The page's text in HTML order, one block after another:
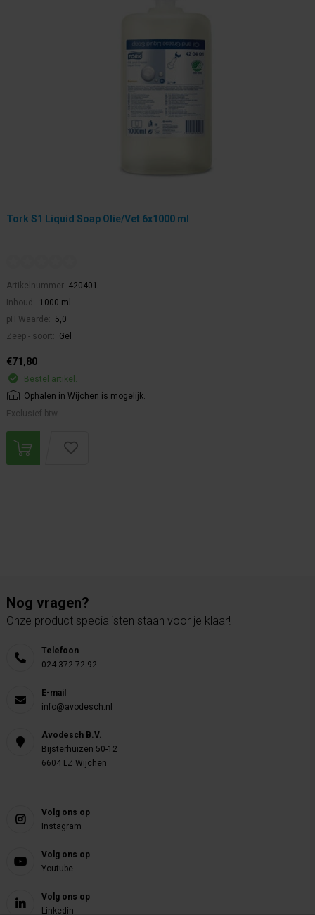
Tork S1 Liquid Soap Olie/Vet 6x1000 ml
Artikelnummer: 420401
Inhoud:
1000 ml
pH Waarde:
5,0
Zeep - soort:
Gel
€71,80
Bestel artikel.
Ophalen in Wijchen is mogelijk.
Exclusief btw.
Nog vragen?
Onze product specialisten staan voor je klaar!
Telefoon
024 372 72 92
E-mail
info@avodesch.nl
Avodesch B.V.
Bijsterhuizen 50-12
6604 LZ Wijchen
Volg ons op
Instagram
Volg ons op
Youtube
Volg ons op
Linkedin